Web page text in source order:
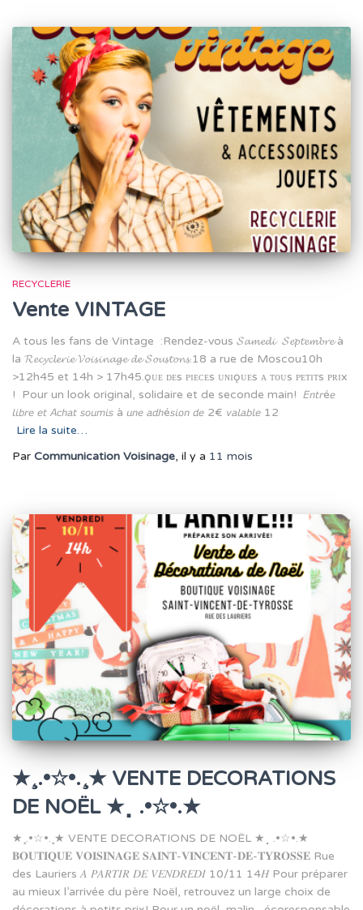
RECYCLERIE
Vente VINTAGE
A tous les fans de Vintage :Rendez-vous 𝓢𝓪𝓶𝓮𝓭𝓲 𝓢𝓮𝓹𝓽𝓮𝓶𝓫𝓻𝓮 à
la 𝓡𝓮𝓬𝔂𝓬𝓵𝓮𝓻𝓲𝓮 𝓥𝓸𝓲𝓼𝓲𝓷𝓪𝓰𝓮 𝓭𝓮 𝓢𝓸𝓾𝓼𝓽𝓸𝓷𝓼.18 a rue de Moscou10h
>12h45 et 14h > 17h45.ǫᴜᴇ ᴅᴇs ᴘɪᴇᴄᴇs ᴜɴɪǫᴜᴇs ᴀ ᴛᴏᴜs ᴘᴇᴛɪᴛs ᴘʀɪx
! Pour un look original, solidaire et de seconde main! 𝘌𝘯𝘵𝘳é𝘦
𝘭𝘪𝘣𝘳𝘦 𝘦𝘵 𝘈𝘤𝘩𝘢𝘵 𝘴𝘰𝘶𝘮𝘪𝘴 à 𝘶𝘯𝘦 𝘢𝘥𝘩é𝘴𝘪𝘰𝘯 𝘥𝘦 2€ 𝘷𝘢𝘭𝘢𝘣𝘭𝘦 12
Lire la suite…
Par Communication Voisinage, il y a 11 mois
★¸.•☆•.¸★ VENTE DECORATIONS
DE NOËL ★⡀.•☆•.★
★¸.•☆•.¸★ VENTE DECORATIONS DE NOËL ★⡀.•☆•.★
𝐁𝐎𝐔𝐓𝐈𝐐𝐔𝐄 𝐕𝐎𝐈𝐒𝐈𝐍𝐀𝐆𝐄 𝐒𝐀𝐈𝐍𝐓-𝐕𝐈𝐍𝐂𝐄𝐍𝐓-𝐃𝐄-𝐓𝐘𝐑𝐎𝐒𝐒𝐄 Rue
des Lauriers 𝐴 𝑃𝐴𝑅𝑇𝐼𝑅 𝐷𝐸 𝑉𝐸𝑁𝐷𝑅𝐸𝐷𝐼 10/11 14𝐻 Pour préparer
au mieux l’arrivée du père Noël, retrouvez un large choix de